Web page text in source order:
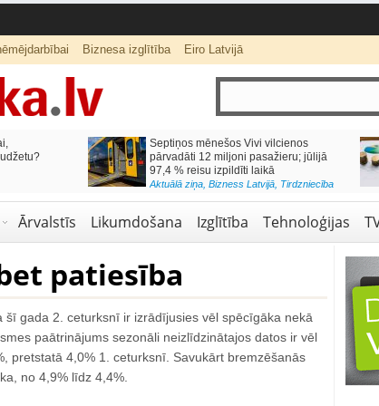
Biznesa izglītība Eiro Latvijā
Septiņos mēnešos Vivi vilcienos
pārvadāti 12 miljoni pasažieru; jūlijā
97,4 % reisu izpildīti laikā
Aktuālā ziņa,Bizness Latvijā,Tirdzniecība
Ārvalstīs Likumdošana Izglītība Tehnoloģijas
patiesība
šī gada 2. ceturksnī ir izrādījusies vēl spēcīgāka nekā
paātrinājums sezonāli neizlīdzinātajos datos ir vēl
pretstatā 4,0% 1. ceturksnī. Savukārt bremzēšanās
no 4,9% līdz 4,4%.